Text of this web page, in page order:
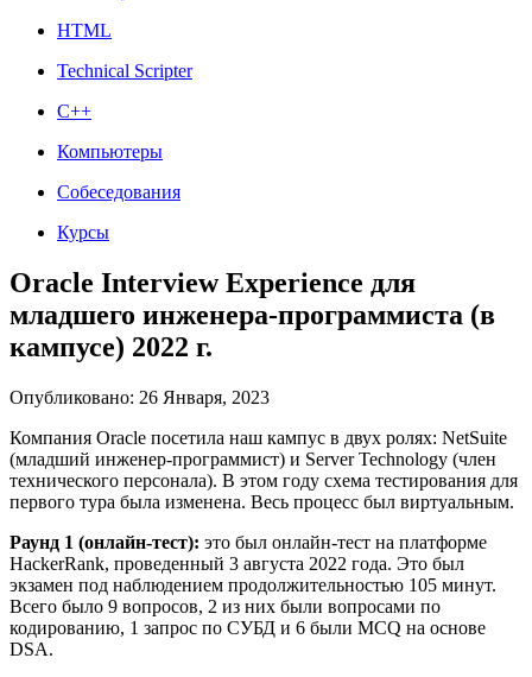
HTML
Technical Scripter
C++
Компьютеры
Собеседования
Курсы
Oracle Interview Experience для
младшего инженера-программиста (в
кампусе) 2022 г.
Опубликовано: 26 Января, 2023
Компания Oracle посетила наш кампус в двух ролях: NetSuite
(младший инженер-программист) и Server Technology (член
технического персонала). В этом году схема тестирования для
первого тура была изменена. Весь процесс был виртуальным.
Раунд 1 (онлайн-тест): это был онлайн-тест на платформе
HackerRank, проведенный 3 августа 2022 года. Это был
экзамен под наблюдением продолжительностью 105 минут.
Всего было 9 вопросов, 2 из них были вопросами по
кодированию, 1 запрос по СУБД и 6 были MCQ на основе
DSA.